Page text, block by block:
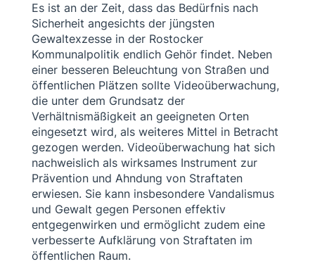
Es ist an der Zeit, dass das Bedürfnis nach
Sicherheit angesichts der jüngsten
Gewaltexzesse in der Rostocker
Kommunalpolitik endlich Gehör findet. Neben
einer besseren Beleuchtung von Straßen und
öffentlichen Plätzen sollte Videoüberwachung,
die unter dem Grundsatz der
Verhältnismäßigkeit an geeigneten Orten
eingesetzt wird, als weiteres Mittel in Betracht
gezogen werden. Videoüberwachung hat sich
nachweislich als wirksames Instrument zur
Prävention und Ahndung von Straftaten
erwiesen. Sie kann insbesondere Vandalismus
und Gewalt gegen Personen effektiv
entgegenwirken und ermöglicht zudem eine
verbesserte Aufklärung von Straftaten im
öffentlichen Raum.